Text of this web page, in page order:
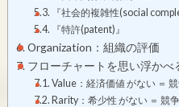
『社会的複雑性(social
『特許(patent)』
Organization：組織の評価
フローチャートを思い浮かべ
Value：経済価値 がない ＝
Rarity：希少性 がない ＝ 競